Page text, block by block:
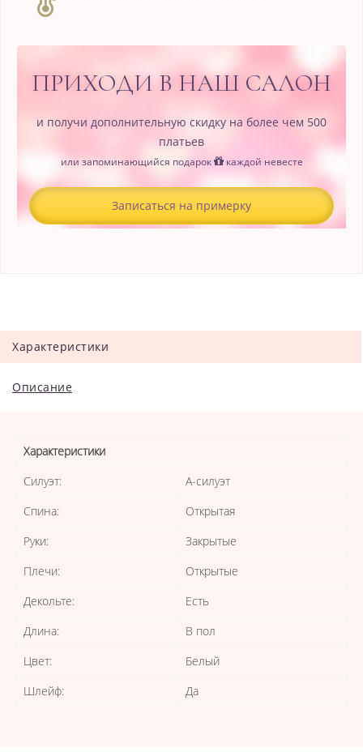
ПРИХОДИ В НАШ САЛОН
и получи дополнительную скидку на более чем 500
платьев
или запоминающийся подарок каждой невесте
Записаться на примерку
Характеристики
Описание
Характеристики
Силуэт:
А-силуэт
Спина:
Открытая
Руки:
Закрытые
Плечи:
Открытые
Декольте:
Есть
Длина:
В пол
Цвет:
Белый
Шлейф:
Да